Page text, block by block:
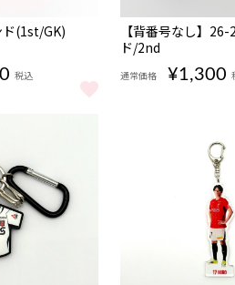
(1st/GK)
税込
(1st/GK) をもっと見る
NEW
【背番号なし】
ド/2nd
通常価格 ¥1,300
【背番号なし】